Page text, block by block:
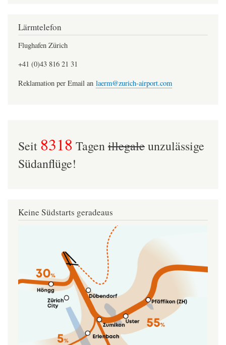
Lärmtelefon
Flughafen Zürich
+41 (0)43 816 21 31
Reklamation per Email an laerm@zurich-airport.com
Seit 8318 Tagenillegaleunzulässige
Südanflüge!
Keine Südstarts geradeaus